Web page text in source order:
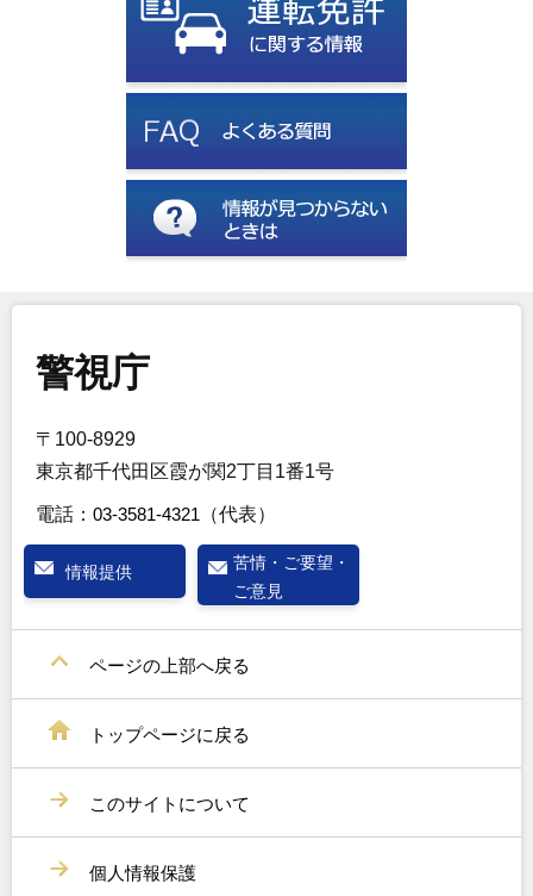
警視庁
〒100-8929
東京都千代田区霞が関2丁目1番1号
電話： 03-3581-4321 （代表）
情報提供
苦情・ご要望・
ご意見
ページの上部へ戻る
トップページに戻る
このサイトについて
個人情報保護